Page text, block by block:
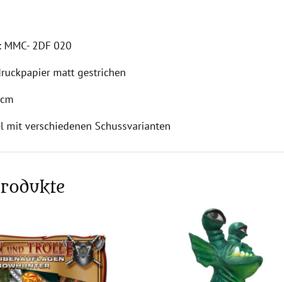
2DF 020
matt gestrichen
mit verschiedenen Schussvarianten